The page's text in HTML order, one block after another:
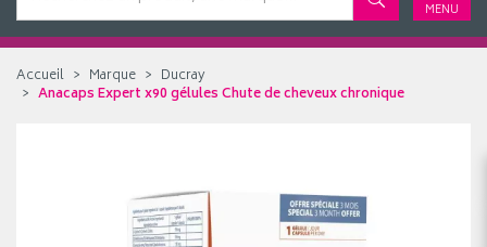
MENU
Accueil Marque
Ducray
Anacaps Expert x90 gélules Chute de cheveux chronique